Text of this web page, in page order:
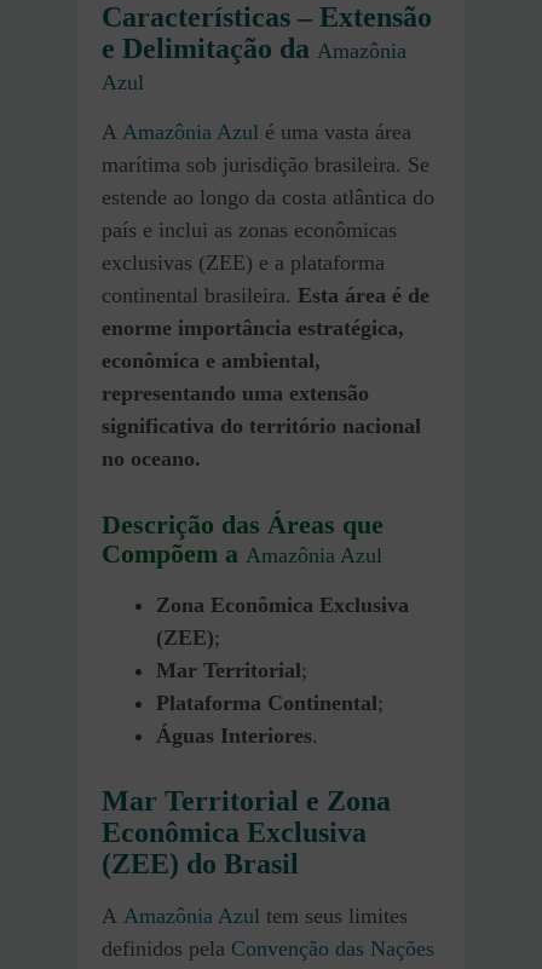
Características – Extensão
e Delimitação da Amazônia
Azul
A Amazônia Azul é uma vasta área
marítima sob jurisdição brasileira. Se
estende ao longo da costa atlântica do
país e inclui as zonas econômicas
exclusivas (ZEE) e a plataforma
continental brasileira. Esta área é de
enorme importância estratégica,
econômica e ambiental,
representando uma extensão
significativa do território nacional
no oceano.
Descrição das Áreas que
Compõem a Amazônia Azul
Zona Econômica Exclusiva
(ZEE);
Mar Territorial;
Plataforma Continental;
Águas Interiores.
Mar Territorial e Zona
Econômica Exclusiva
(ZEE) do Brasil
A Amazônia Azul tem seus limites
definidos pela Convenção das Nações